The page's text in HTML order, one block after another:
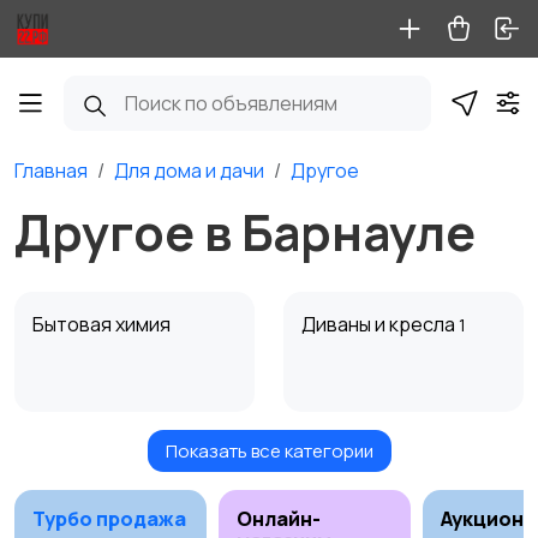
Главная Для дома и дачи Другое
Другое в Барнауле
Бытовая химия Диваны и кресла 1
Кровати и матрасы Кухонные гарнитуры
Показать все категории
Турбо продажа
Онлайн-
Аукционы